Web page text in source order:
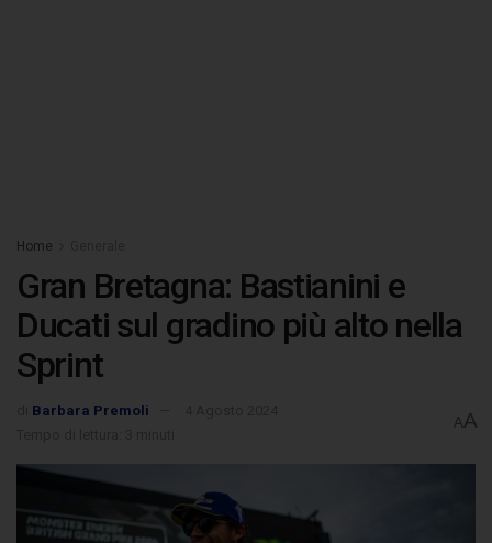
Home
Gran Bretagna: Bastianini e
Ducati sul gradino più alto nella
Sprint
Barbara Premoli
AA